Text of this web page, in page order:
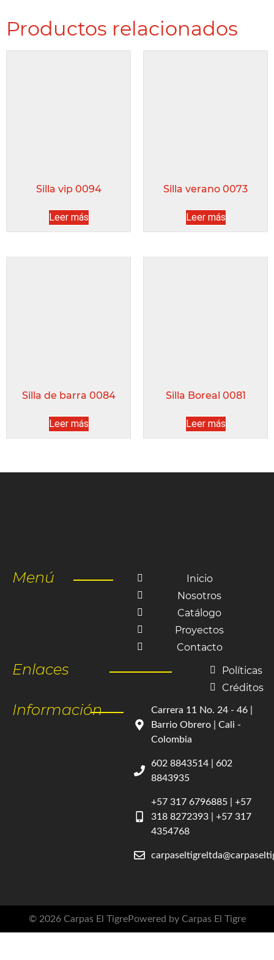
Productos relacionados
Silla vip 0094
Leer más
Silla verano 0073
Leer más
Silla de barra 0084
Leer más
Silla Boreal 0081
Leer más
Menú
Inicio
Nosotros
Catálogo
Proyectos
Contacto
Enlaces
Políticas
Créditos
Información
Carrera 11 No. 24 - 46 |
Barrio Obrero | Cali -
Colombia
602 8843514 | 602
8843935
+57 317 6796885 | +57
318 8272393 | +57 317
4354768
© 2026 Carpas El TigrePowered by Carpas El Tigre